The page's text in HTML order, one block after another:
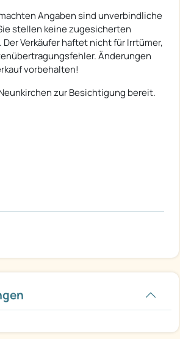
Angaben sind unverbindliche
stellen keine zugesicherten
Verkäufer haftet nicht für Irrtümer,
Änderungen
vorbehalten!
zur Besichtigung bereit.